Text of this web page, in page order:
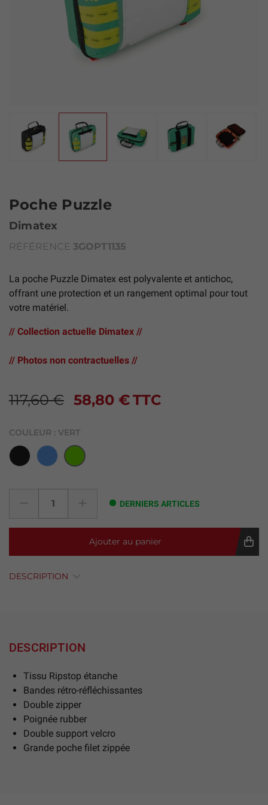
Poche Puzzle
Dimatex
RÉFÉRENCE 3GOPT1135
La poche Puzzle Dimatex est polyvalente et antichoc,
offrant une protection et un rangement optimal pour tout
votre matériel.
// Collection actuelle Dimatex //
// Photos non contractuelles //
117,60 € 58,80 €TTC
COULEUR : VERT
Noir Bleu Vert
DERNIERS ARTICLES
Ajouter au panier
DESCRIPTION
DESCRIPTION
Tissu Ripstop étanche
Bandes rétro-réfléchissantes
Double zipper
Poignée rubber
Double support velcro
Grande poche filet zippée